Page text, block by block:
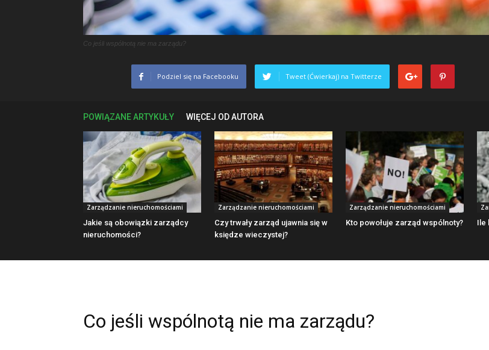
Co jeśli wspólnotą nie ma zarządu?
Podziel się na Facebooku Tweet (Ćwierkaj) na Twitterze
POWIĄZANE ARTYKUŁY WIĘCEJ OD AUTORA
Zarządzanie nieruchomościami
Jakie są obowiązki zarządcy
nieruchomości?
Zarządzanie nieruchomościami
Czy trwały zarząd ujawnia się w
księdze wieczystej?
Zarządzanie nieruchomościami
Kto powołuje zarząd wspólnoty? Ile
Co jeśli wspólnotą nie ma zarządu?